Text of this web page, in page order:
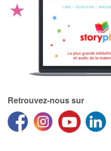
Retrouvez-nous sur